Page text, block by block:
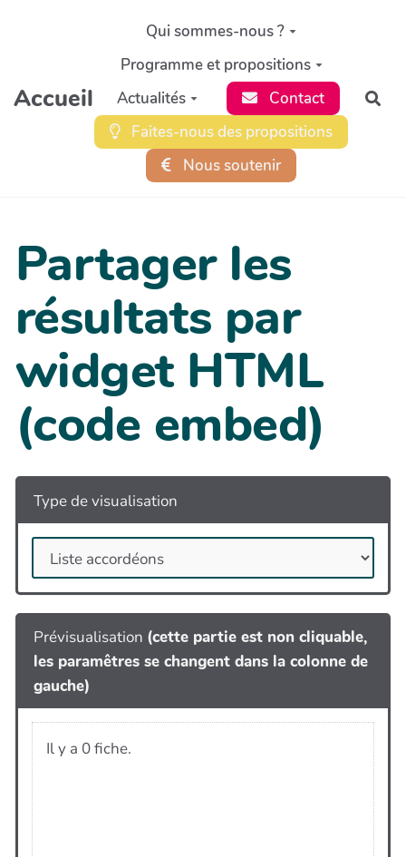
Aller au contenu principal
Accueil
Qui sommes-nous ?
Programme et propositions
Actualités
Contact
Faites-nous des propositions
Nous soutenir
Partager les
résultats par
widget HTML
(code embed)
Type de visualisation
Prévisualisation (cette partie est non cliquable,
les paramêtres se changent dans la colonne de
gauche)